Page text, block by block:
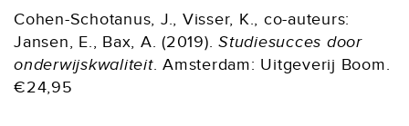
Cohen-Schotanus, J., Visser, K., co-auteurs:
Jansen, E., Bax, A. (2019).Studiesucces door
onderwijskwaliteit. Amsterdam: Uitgeverij Boom.
€24,95